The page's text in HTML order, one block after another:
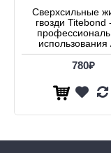
Сверхсильные
гвозди Titebond
использования
780₽